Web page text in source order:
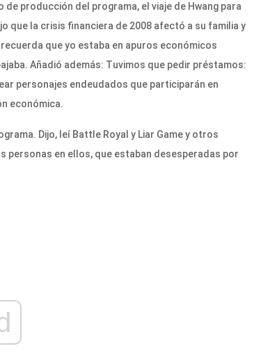
producción del programa, el viaje de Hwang para
que la crisis financiera de 2008 afectó a su familia y
que yo estaba en apuros económicos
Añadió además: Tuvimos que pedir préstamos:
personajes endeudados que participarán en
económica.
Dijo, leí Battle Royal y Liar Game y otros
personas en ellos, que estaban desesperadas por